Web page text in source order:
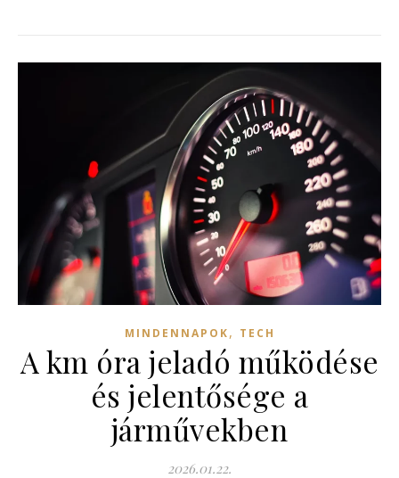
MINDENNAPOK, TECH
A km óra jeladó működése
és jelentősége a
járművekben
2026.01.22.